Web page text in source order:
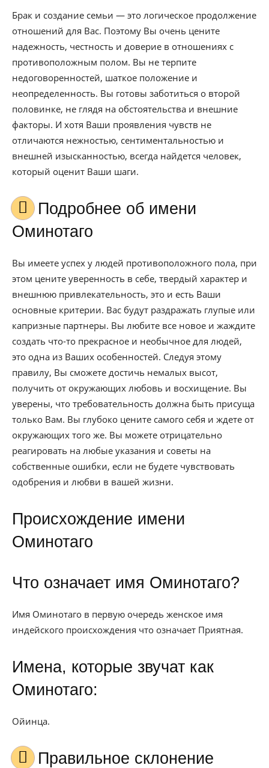
Брак и создание семьи — это логическое продолжение
отношений для Вас. Поэтому Вы очень цените
надежность, честность и доверие в отношениях с
противоположным полом. Вы не терпите
недоговоренностей, шаткое положение и
неопределенность. Вы готовы заботиться о второй
половинке, не глядя на обстоятельства и внешние
факторы. И хотя Ваши проявления чувств не
отличаются нежностью, сентиментальностью и
внешней изысканностью, всегда найдется человек,
который оценит Ваши шаги.
Подробнее об имени
Оминотаго
Вы имеете успех у людей противоположного пола, при
этом цените уверенность в себе, твердый характер и
внешнюю привлекательность, это и есть Ваши
основные критерии. Вас будут раздражать глупые или
капризные партнеры. Вы любите все новое и жаждите
создать что-то прекрасное и необычное для людей,
это одна из Ваших особенностей. Следуя этому
правилу, Вы сможете достичь немалых высот,
получить от окружающих любовь и восхищение. Вы
уверены, что требовательность должна быть присуща
только Вам. Вы глубоко цените самого себя и ждете от
окружающих того же. Вы можете отрицательно
реагировать на любые указания и советы на
собственные ошибки, если не будете чувствовать
одобрения и любви в вашей жизни.
Происхождение имени
Оминотаго
Что означает имя Оминотаго?
Имя Оминотаго в первую очередь женское имя
индейского происхождения что означает Приятная.
Имена, которые звучат как
Оминотаго:
Ойинца.
Правильное склонение